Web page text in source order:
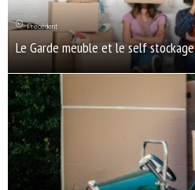
Précédent
Le Garde meuble et le self stockage